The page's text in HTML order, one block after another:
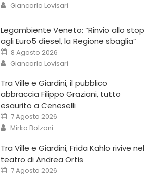
Giancarlo Lovisari
Legambiente Veneto: “Rinvio allo stop
agli Euro5 diesel, la Regione sbaglia”
8 Agosto 2026
Giancarlo Lovisari
Tra Ville e Giardini, il pubblico
abbraccia Filippo Graziani, tutto
esaurito a Ceneselli
7 Agosto 2026
Mirko Bolzoni
Tra Ville e Giardini, Frida Kahlo rivive nel
teatro di Andrea Ortis
7 Agosto 2026